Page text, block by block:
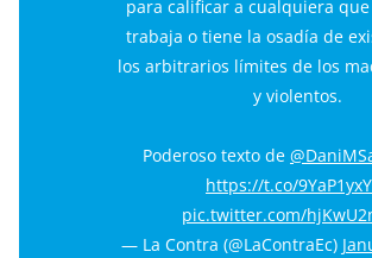
para calificar a cualquiera
trabaja o tiene la osadía de
los arbitrarios límites de los
y violentos.
Poderoso texto de
https://t.co/
pic.twitter.com/
— La Contra (@LaContraEc)